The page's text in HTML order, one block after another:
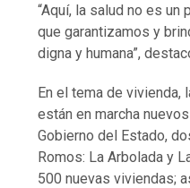
“Aquí, la salud no es
que garantizamos y
digna y humana”,
En el tema de vivienda,
están en marcha
Gobierno del Estado,
Romos: La Arbolada y
500 nuevas viviendas;